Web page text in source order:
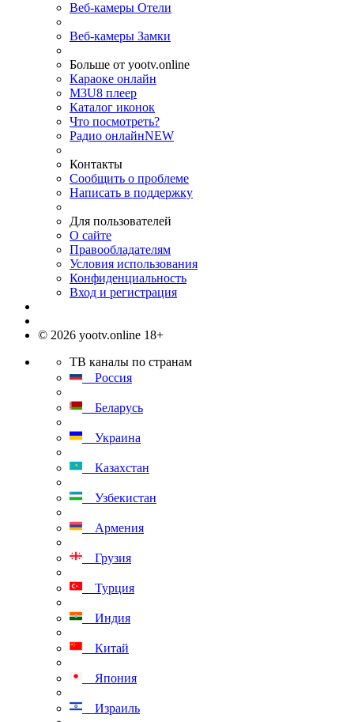
Веб-камеры Отели
Веб-камеры Замки
Больше от yootv.online
Караоке онлайн
M3U8 плеер
Каталог иконок
Что посмотреть?
Радио онлайнNEW
Контакты
Сообщить о проблеме
Написать в поддержку
Для пользователей
О сайте
Правообладателям
Условия использования
Конфиденциальность
Вход и регистрация
© 2026 yootv.online 18+
ТВ каналы по странам
Россия
Беларусь
Украина
Казахстан
Узбекистан
Армения
Грузия
Турция
Индия
Китай
Япония
Израиль